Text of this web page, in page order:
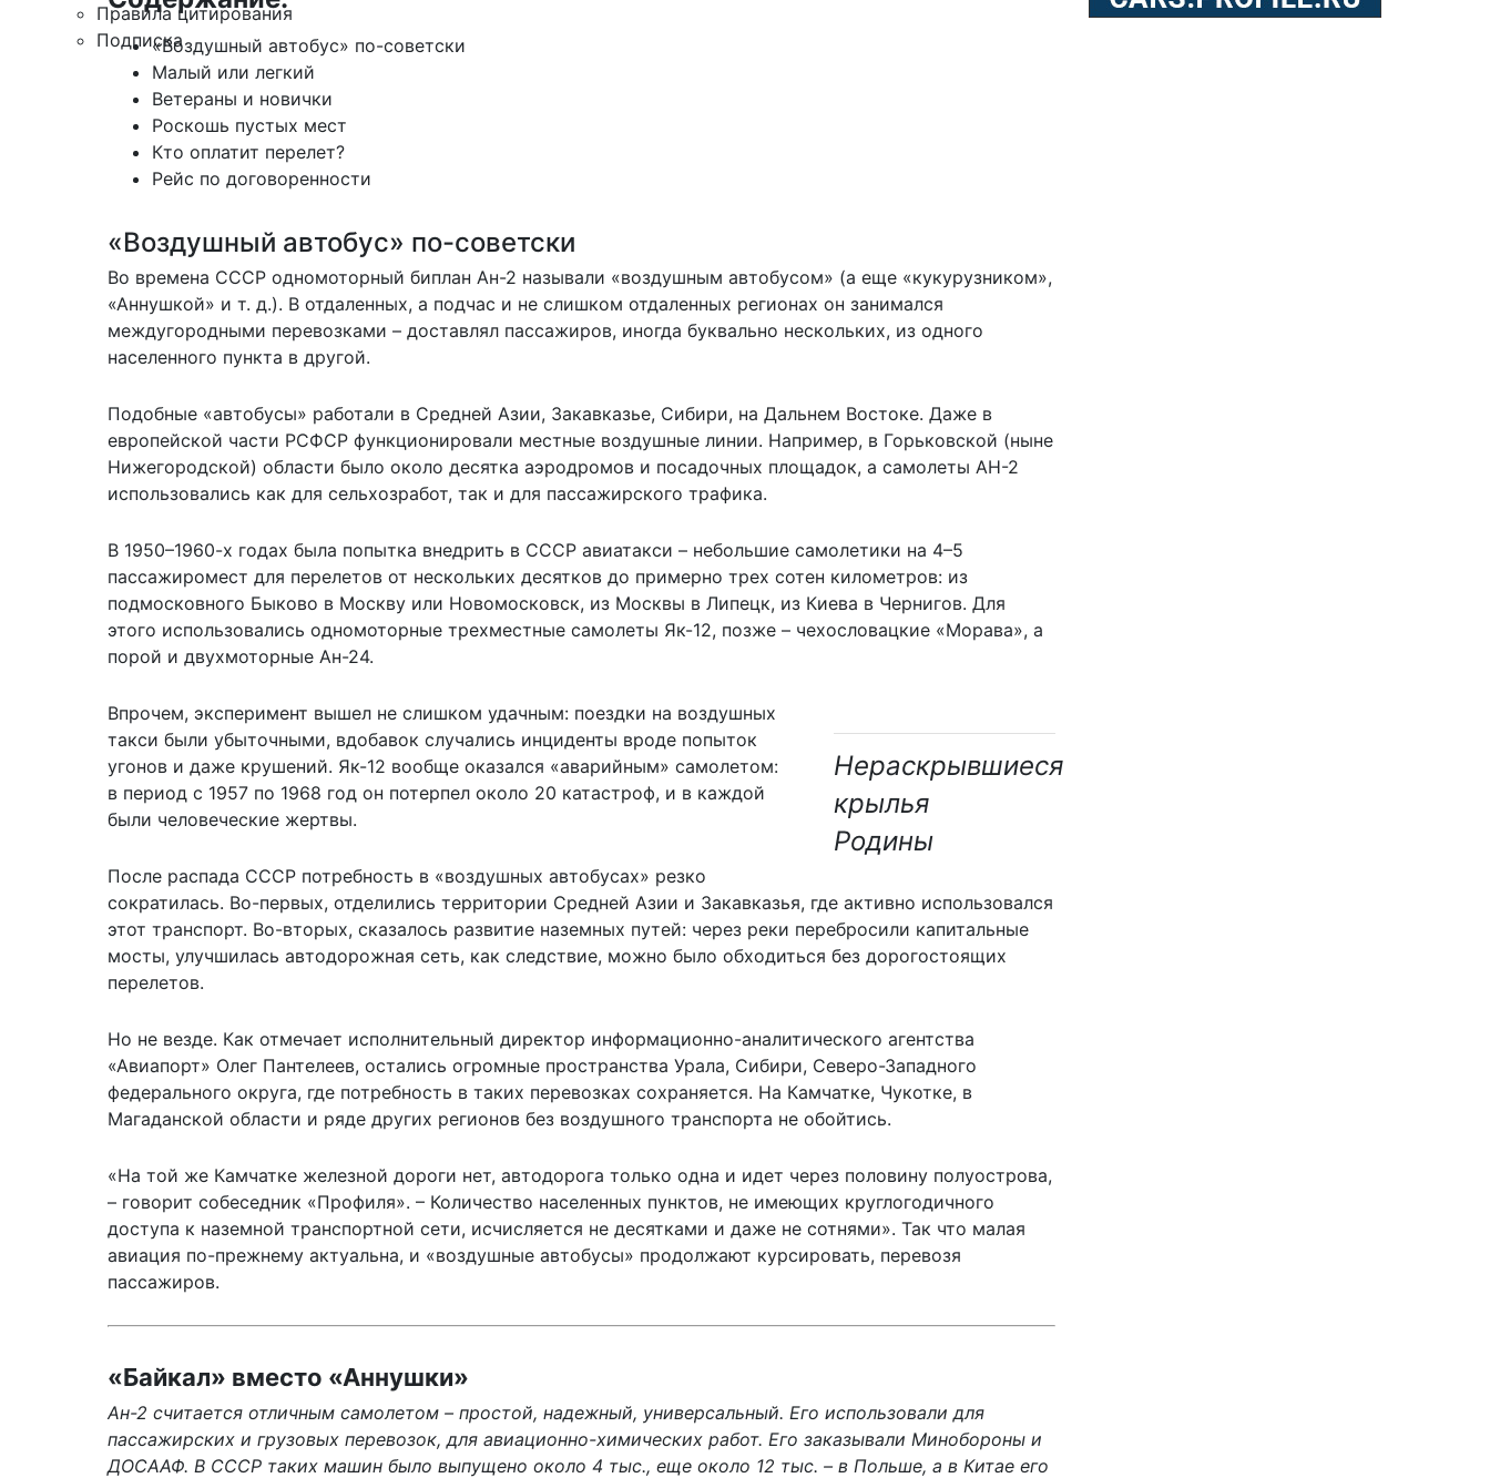
Правила цитирования
Подписка«Воздушный автобус» по-советски
Малый или легкий
Ветераны и новички
Роскошь пустых мест
Кто оплатит перелет?
Рейс по договоренности
«Воздушный автобус» по-советски
Во времена СССР одномоторный биплан Ан-2 называли «воздушным автобусом» (а еще «кукурузником»,
«Аннушкой» и т. д.). В отдаленных, а подчас и не слишком отдаленных регионах он занимался
междугородными перевозками – доставлял пассажиров, иногда буквально нескольких, из одного
населенного пункта в другой.
Подобные «автобусы» работали в Средней Азии, Закавказье, Сибири, на Дальнем Востоке. Даже в
европейской части РСФСР функционировали местные воздушные линии. Например, в Горьковской (ныне
Нижегородской) области было около десятка аэродромов и посадочных площадок, а самолеты АН-2
использовались как для сельхозработ, так и для пассажирского трафика.
В 1950–1960-х годах была попытка внедрить в СССР авиатакси – небольшие самолетики на 4–5
пассажиромест для перелетов от нескольких десятков до примерно трех сотен километров: из
подмосковного Быково в Москву или Новомосковск, из Москвы в Липецк, из Киева в Чернигов. Для
этого использовались одномоторные трехместные самолеты Як-12, позже – чехословацкие «Морава», а
порой и двухмоторные Ан-24.
Нераскрывшиеся
крылья
Родины
Впрочем, эксперимент вышел не слишком удачным: поездки на воздушных
такси были убыточными, вдобавок случались инциденты вроде попыток
угонов и даже крушений. Як-12 вообще оказался «аварийным» самолетом:
в период с 1957 по 1968 год он потерпел около 20 катастроф, и в каждой
были человеческие жертвы.
После распада СССР потребность в «воздушных автобусах» резко
сократилась. Во-первых, отделились территории Средней Азии и Закавказья, где активно использовался
этот транспорт. Во-вторых, сказалось развитие наземных путей: через реки перебросили капитальные
мосты, улучшилась автодорожная сеть, как следствие, можно было обходиться без дорогостоящих
перелетов.
Но не везде. Как отмечает исполнительный директор информационно-аналитического агентства
«Авиапорт» Олег Пантелеев, остались огромные пространства Урала, Сибири, Северо-Западного
федерального округа, где потребность в таких перевозках сохраняется. На Камчатке, Чукотке, в
Магаданской области и ряде других регионов без воздушного транспорта не обойтись.
«На той же Камчатке железной дороги нет, автодорога только одна и идет через половину полуострова,
– говорит собеседник «Профиля». – Количество населенных пунктов, не имеющих круглогодичного
доступа к наземной транспортной сети, исчисляется не десятками и даже не сотнями». Так что малая
авиация по-прежнему актуальна, и «воздушные автобусы» продолжают курсировать, перевозя
пассажиров.
«Байкал» вместо «Аннушки»
Ан-2 считается отличным самолетом – простой, надежный, универсальный. Его использовали для
пассажирских и грузовых перевозок, для авиационно-химических работ. Его заказывали Минобороны и
ДОСААФ. В СССР таких машин было выпущено около 4 тыс., еще около 12 тыс. – в Польше, а в Китае его